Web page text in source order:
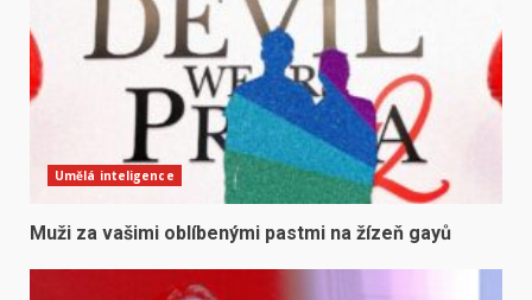
Umělá inteligence
Muži za vašimi oblíbenými pastmi na žízeň gayů